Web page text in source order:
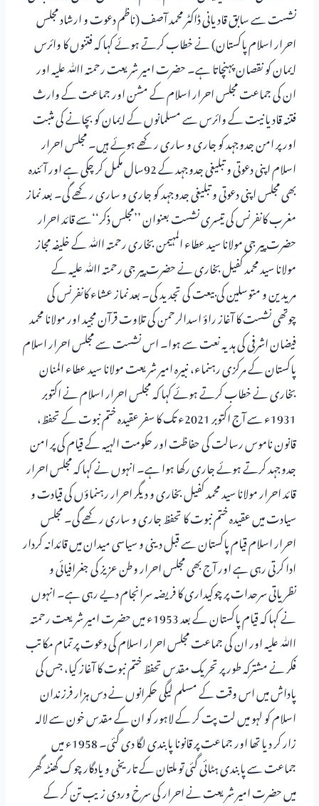
نشست سے سابق قادیانی ڈاکٹر محمد آصف (ناظم دعوت و ارشاد مجلس
احرار اسلام پاکستان) نے خطاب کرتے ہوئے کہا کہ فتنوں کا وائرس
ایمان کو نقصان پہنچاتا ہے۔ حضرت امیر شریعت رحمتہ اﷲ علیہ اور
ان کی جماعت مجلس احرار اسلام کے مشن اور جماعت کے وارث
فتنہ قادیانیت کے وائرس سے مسلمانوں کے ایمان کو بچانے کی مثبت
اور پر امن جدوجہد کو جاری و ساری رکھے ہوئے ہیں۔ مجلس احرار
اسلام اپنی دعوتی و تبلیغی جدوجہد کے 92سال مکمل کر چکی ہے اور آئندہ
بھی مجلس اپنی دعوتی و تبلیغی جدوجہد کو جاری و ساری رکھے گی۔ بعد نماز
مغرب کانفرنس کی تیسری نشست بعنوان ’’مجلس ذکر‘‘سے قائد احرار
حضرت پیر جی مولانا سید عطاء المہیمن بخاری رحمتہ اﷲ کے خلیفہ مجاز
مولانا سید محمد کفیل بخاری نے حضرت پیر جی رحمتہ اﷲ علیہ کے
مریدین و متوسلین کی بیعت کی تجدید کی۔ بعد نماز عشاء کانفرنس کی
چوتھی نشست کا آغاز راؤ اسدالرحمن کی تلاوت قرآن مجید اور مولانا محمد
فیضان اشرفی کی ہدیہ نعت سے ہوا۔ اس نشست سے مجلس احرار اسلام
پاکستان کے مرکزی رہنماء، نبیرہ امیر شریعت مولانا سید عطاء المنان
بخاری نے خطاب کرتے ہوئے کہا کہ مجلس احرار اسلام نے اکتوبر
1931ء سے آج اکتوبر 2021ء تک کا سفر عقیدہ ختم نبوت کے تحفظ،
قانون ناموس رسالت کی حفاظت اور حکومت الہیہ کے قیام کی پر امن
جدوجہد کرتے ہوئے جاری رکھا ہوا ہے۔ انہوں نے کہا کہ مجلس احرار
قائد احرار مولانا سید محمد کفیل بخاری و دیگر احرار رہنماؤں کی قیادت و
سیادت میں عقیدہ ختم نبوت کا تحفظ جاری و ساری رکھے گی۔ مجلس
احرار اسلام قیام پاکستان سے قبل دینی و سیاسی میدان میں قائدانہ کردار
ادا کرتی رہی ہے اور آج بھی مجلس احرار وطن عزیز کی جغرافیائی و
نظریاتی سرحدات پر چوکیداری کا فریضہ سرانجام دیے رہی ہے۔ انہوں
نے کہا کہ قیام پاکستان کے بعد 1953ء میں حضرت امیر شریعت رحمتہ
اﷲ علیہ اور ان کی جماعت مجلس احرار اسلام کی دعوت پر تمام مکاتب
فکر نے مشترکہ طور پر تحریک مقدس تحفظ ختم نبوت کا آغاز کیا، جس کی
پاداش میں اس وقت کے مسلم لیگی حکمرانوں نے دس ہزار فرزندان
اسلام کو لہو میں لت پت کر کے لاہور کو ان کے مقدس خون سے لالہ
زار کر دیا تھا اور جماعت پر قانونا پابندی لگا دی گئی۔ 1958ء میں
جماعت سے پابندی ہٹائی گئی تو ملتان کے تاریخی و یادگار چوک گھنٹہ گھر
میں حضرت امیر شریعت نے احرار کی سرخ وردی زیب تن کر کے